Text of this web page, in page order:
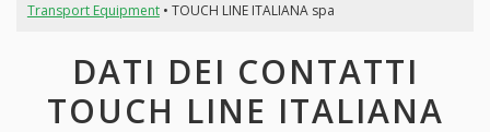
Transport Equipment• TOUCH LINE ITALIANA spa
DATI DEI CONTATTI
TOUCH LINE ITALIANA